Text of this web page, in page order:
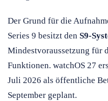
Der Grund für die
Series 9 besitzt den S9-
Mindestvoraussetzung für
Funktionen. watchOS 27
Juli 2026 als öffentliche
September geplant.